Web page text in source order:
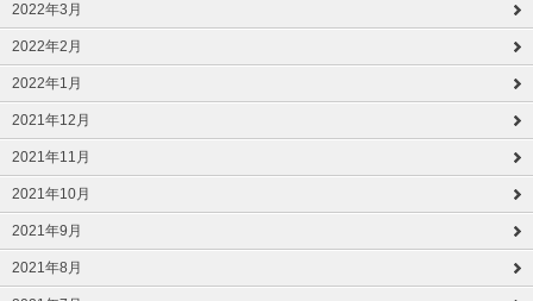
2022年3月
2022年2月
2022年1月
2021年12月
2021年11月
2021年10月
2021年9月
2021年8月